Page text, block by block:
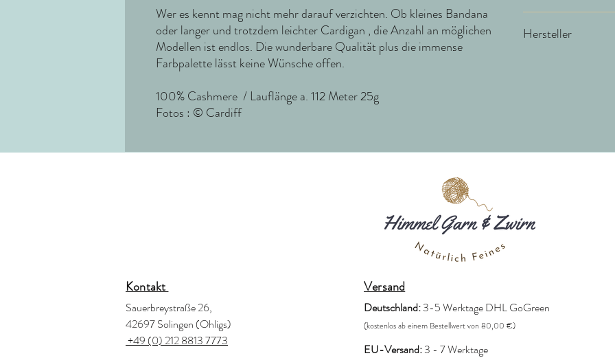
Wer es kennt mag nicht mehr darauf verzichten. Ob kleines Bandana
oder langer und trotzdem leichter Cardigan , die Anzahl an möglichen
Modellen ist endlos. Die wunderbare Qualität plus die immense
Farbpalette lässt keine Wünsche offen.
100% Cashmere / Lauflänge a. 112 Meter 25g
Fotos : © Cardiff
Hersteller
Kontakt
Sauerbreystraße 26,
42697 Solingen (Ohligs)
+49 (0) 212 8813 7773
Versand
Deutschland:3-5 Werktage DHL GoGreen
(kostenlos ab einem Bestellwert von 80,00 €)
EU-Versand:3 - 7 Werktage